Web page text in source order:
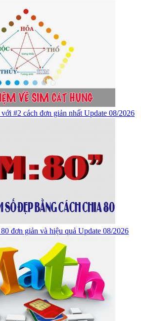
#2 cách đơn giản nhất Update 08/2026
đơn giản và hiệu quả Update 08/2026